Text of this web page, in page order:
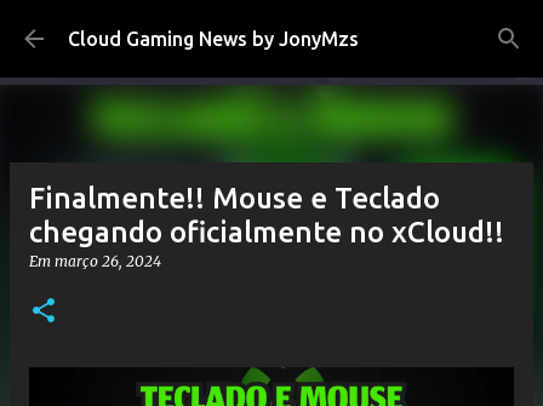
Pular para o conteúdo principal
Cloud Gaming News by JonyMzs
Finalmente!! Mouse e Teclado
chegando oficialmente no xCloud!!
Em março 26, 2024